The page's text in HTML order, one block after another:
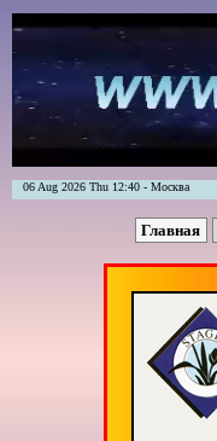
06 Aug 2026 Thu 12:40 - Москва
Главная